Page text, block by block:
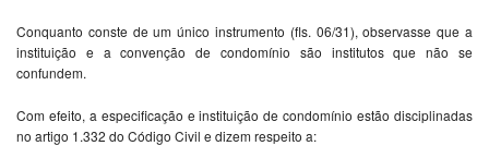
Conquanto conste de um único instrumento (fls. 06/31), observasse que a
instituição e a convenção de condomínio são institutos que não se
confundem.
Com efeito, a especificação e instituição de condomínio estão disciplinadas
no artigo 1.332 do Código Civil e dizem respeito a: